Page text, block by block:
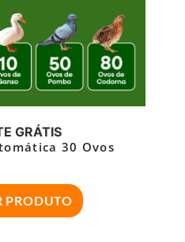
GRÁTIS
30 Ovos
PRODUTO